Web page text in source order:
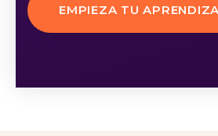
EMPIEZA TU